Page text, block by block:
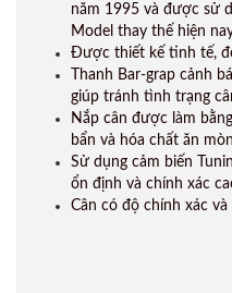
năm 1995 và được sử
Model thay thế hiện
Được thiết kế tinh tế,
Thanh Bar-grap cảnh
giúp tránh tình trạng
Nắp cân được làm
bẩn và hóa chất ăn mòn
Sử dụng cảm biến
ổn định và chính xác
Cân có độ chính xác và